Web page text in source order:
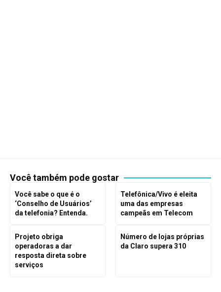
Você também pode gostar
Você sabe o que é o
‘Conselho de Usuários’
da telefonia? Entenda.
Telefônica/Vivo é eleita
uma das empresas
campeãs em Telecom
Projeto obriga
operadoras a dar
resposta direta sobre
serviços
Número de lojas próprias
da Claro supera 310